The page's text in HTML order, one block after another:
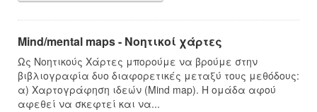
Mind/mental maps - Νοητικοί χάρτες
Ως Νοητικούς Χάρτες μπορούμε να βρούμε στην
βιβλιογραφία δυο διαφορετικές μεταξύ τους μεθόδους:
α) Χαρτογράφηση ιδεών (Mind map). Η ομάδα αφού
αφεθεί να σκεφτεί και να...